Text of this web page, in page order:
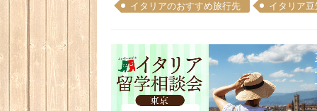
イタリアのおすすめ旅行先 イタリア